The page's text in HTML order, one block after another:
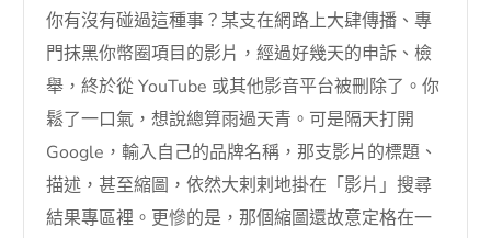
你有沒有碰過這種事？某支在網路上大肆傳播、專
門抹黑你幣圈項目的影片，經過好幾天的申訴、檢
舉，終於從 YouTube 或其他影音平台被刪除了。你
鬆了一口氣，想說總算雨過天青。可是隔天打開
Google，輸入自己的品牌名稱，那支影片的標題、
描述，甚至縮圖，依然大剌剌地掛在「影片」搜尋
結果專區裡。更慘的是，那個縮圖還故意定格在一